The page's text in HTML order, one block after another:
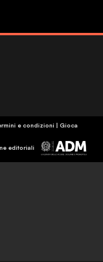
e condizioni | Gioca
editoriali